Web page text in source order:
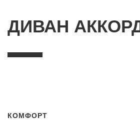
ДИВАН
КОМФОРТ